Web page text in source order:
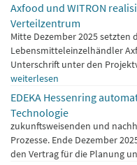
Axfood und WITRON
Verteilzentrum
Mitte Dezember 2025 setzten
Lebensmitteleinzelhändler
Unterschrift unter den
weiterlesen
EDEKA Hessenring
Technologie
zukunftsweisenden und
Prozesse. Ende Dezember
den Vertrag für die Planung